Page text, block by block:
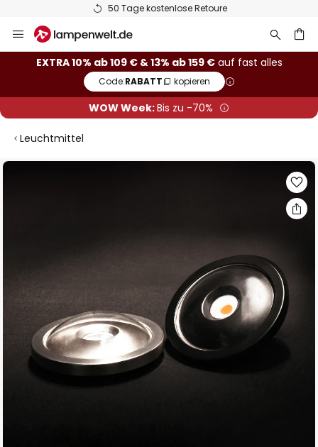
50 Tage kostenlose Retoure
Inhalt
springen
EXTRA 10% ab 109 € & 13% ab 159 €auf fast alles
Code:RABATT kopieren
WOW Week:Bis zu -70%
Leuchtmittel
Zum